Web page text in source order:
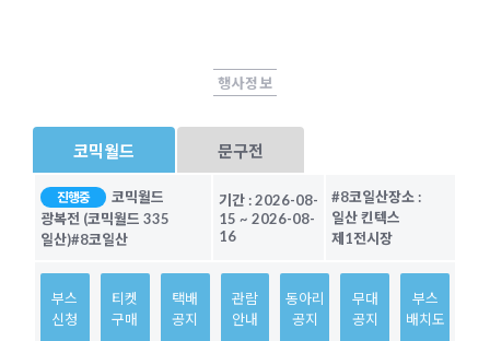
행사정보
코믹월드 문구전
진행중
코믹월드
광복전 (코믹월드 335
일산)#8코일산
기간 :2026-08-
15 ~ 2026-08-
16
#8코일산장소 :
일산 킨텍스
제1전시장
부스
신청
티켓
구매
택배
공지
관람
안내
동아리
공지
무대
공지
부스
배치도